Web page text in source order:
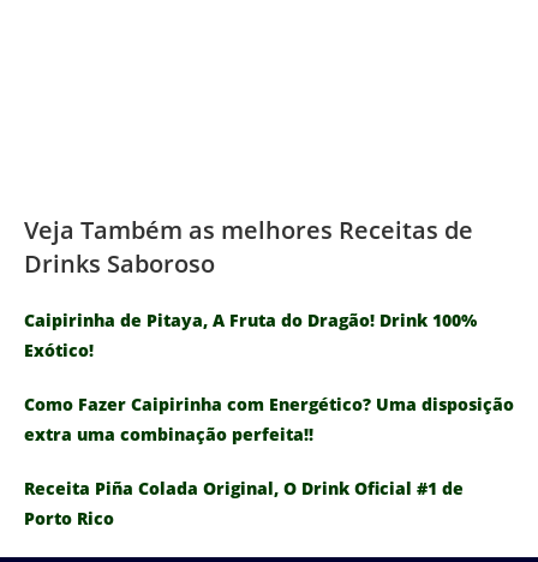
Veja Também as melhores Receitas de
Drinks Saboroso
Caipirinha de Pitaya, A Fruta do Dragão! Drink 100%
Exótico!
Como Fazer Caipirinha com Energético? Uma disposição
extra uma combinação perfeita!!
Receita Piña Colada Original, O Drink Oficial #1 de
Porto Rico